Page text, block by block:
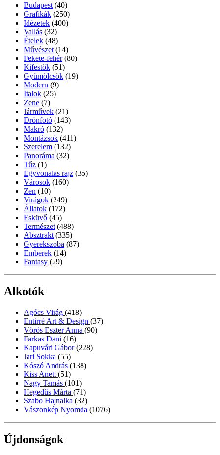
Budapest (40)
Grafikák (250)
Idézetek (400)
Vallás (32)
Ételek (48)
Művészet (14)
Fekete-fehér (80)
Kifestők (51)
Gyümölcsök (19)
Modern (9)
Italok (25)
Zene (7)
Járművek (21)
Drónfotó (143)
Makró (132)
Montázsok (411)
Szerelem (132)
Panoráma (32)
Tűz (1)
Egyvonalas rajz (35)
Városok (160)
Zen (10)
Virágok (249)
Állatok (172)
Esküvő (45)
Természet (488)
Absztrakt (335)
Gyerekszoba (87)
Emberek (14)
Fantasy (29)
Alkotók
Agócs Virág (418)
Entirrè Art & Design (37)
Vörös Eszter Anna (90)
Farkas Dani (16)
Kapuvári Gábor(228)
Jari Sokka (55)
Kószó András (138)
Kiss Anett (51)
Nagy Tamás (101)
Hegedűs Márta (71)
Szabo Hajnalka (32)
Vászonkép Nyomda (1076)
Újdonságok